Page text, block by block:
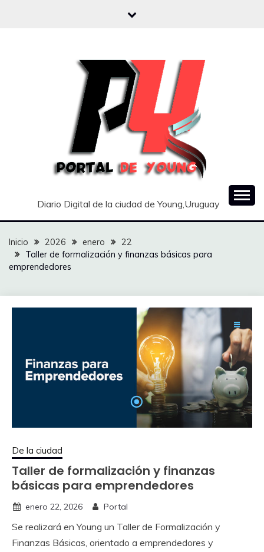
Diario Digital de la ciudad de Young,Uruguay
Inicio 2026 enero
22
Taller de formalización y finanzas básicas para
emprendedores
De la ciudad
Taller de formalización y finanzas
básicas para emprendedores
enero 22, 2026 Portal
Se realizará en Young un Taller de Formalización y
Finanzas Básicas, orientado a emprendedores y